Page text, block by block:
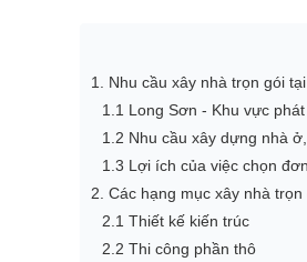
1. Nhu cầu xây nhà trọn gói
1.1 Long Sơn - Khu vực
1.2 Nhu cầu xây dựng nhà
1.3 Lợi ích của việc chọn
2. Các hạng mục xây nhà
2.1 Thiết kế kiến trúc
2.2 Thi công phần thô